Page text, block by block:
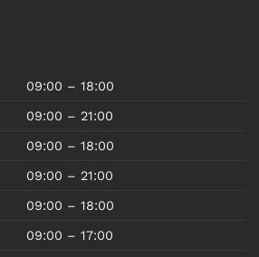
09:00 – 18:00
09:00 – 21:00
09:00 – 18:00
09:00 – 21:00
09:00 – 18:00
09:00 – 17:00